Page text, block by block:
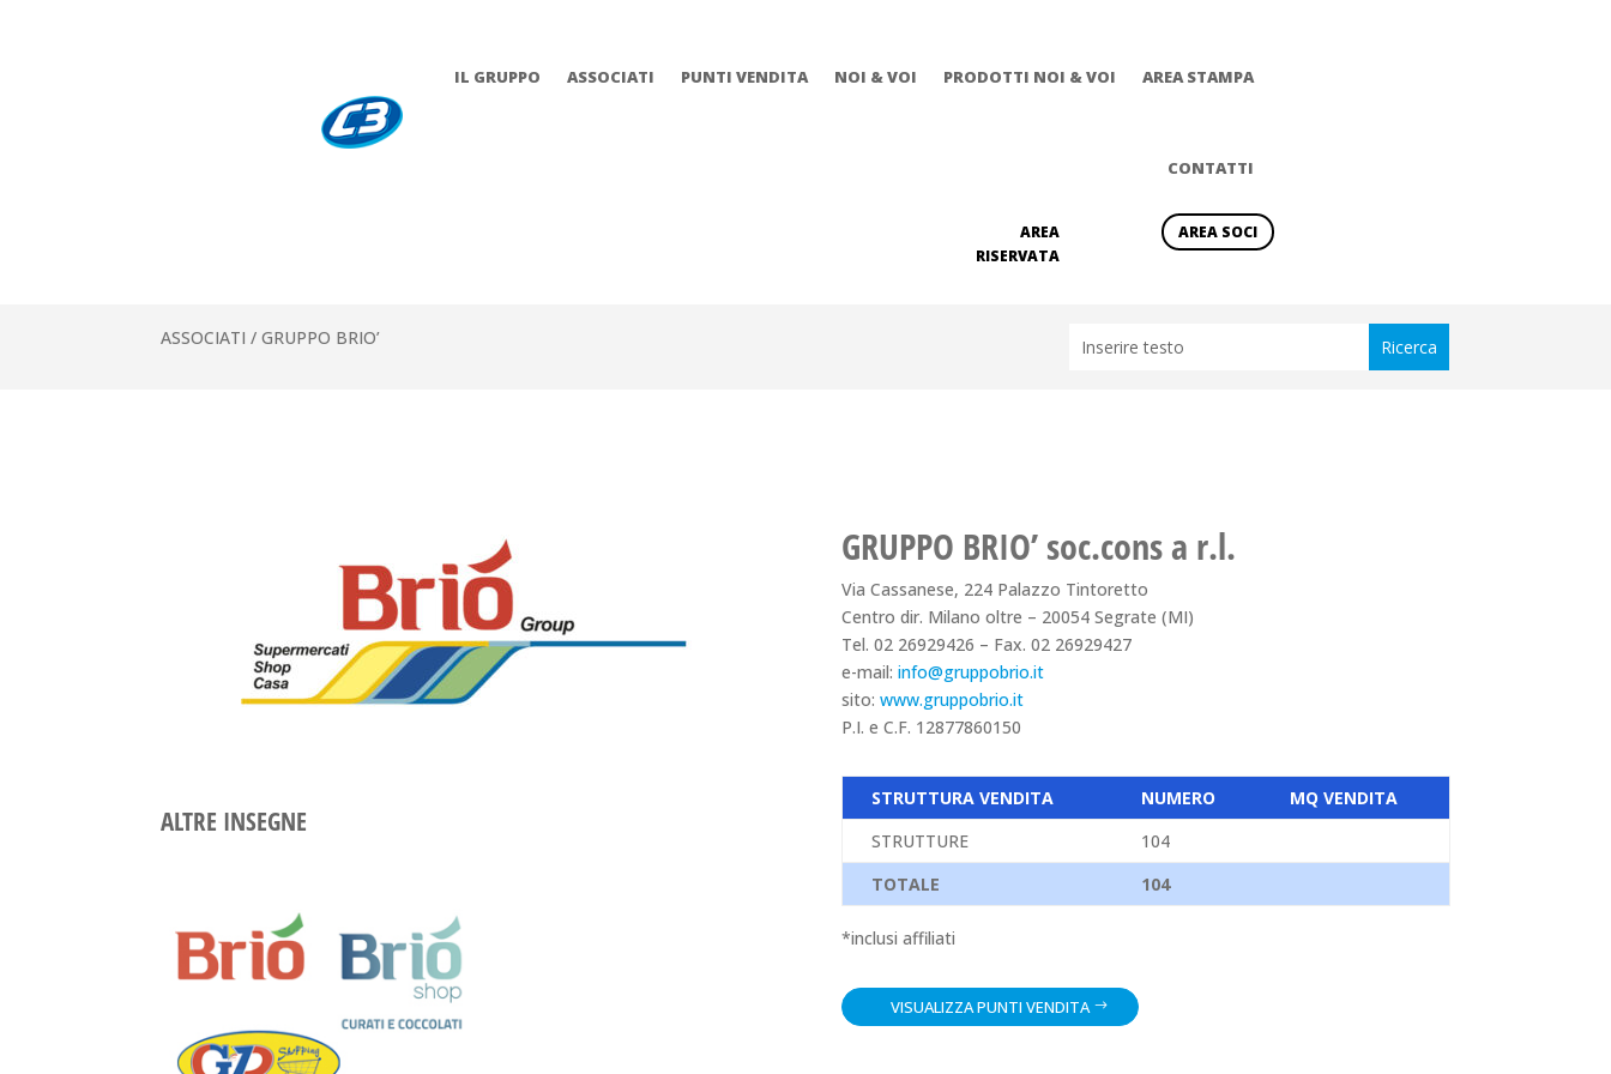
IL GRUPPO ASSOCIATI PUNTI VENDITA NOI & VOI PRODOTTI NOI & VOI AREA STAMPA
CONTATTI
AREA
RISERVATA
AREA SOCI
ASSOCIATI /GRUPPO BRIO’
ALTRE INSEGNE
GRUPPO BRIO’ soc.cons a r.l.
Via Cassanese, 224 Palazzo Tintoretto
Centro dir. Milano oltre – 20054 Segrate (MI)
Tel. 02 26929426 – Fax. 02 26929427
e-mail: info@gruppobrio.it
sito: www.gruppobrio.it
P.I. e C.F. 12877860150
STRUTTURA VENDITA NUMERO
MQ VENDITA
STRUTTURE
104
TOTALE
104
*inclusi affiliati
VISUALIZZA PUNTI VENDITA